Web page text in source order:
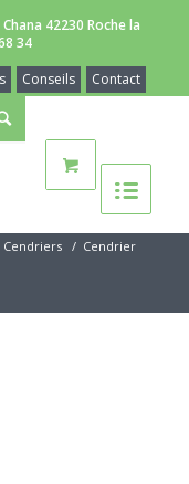
42230 Roche la
34
Contact
Conseils
Cendriers / Cendrier